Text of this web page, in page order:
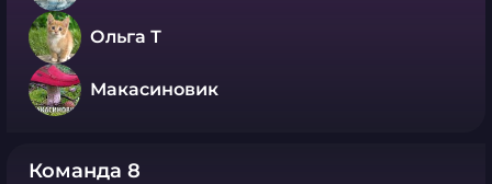
Ольга Т
Макасиновик
Команда 8